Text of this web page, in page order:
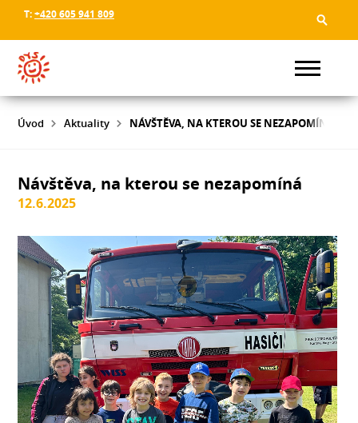
T:+420 605 941 809
Úvod Aktuality NÁVŠTĚVA, NA KTEROU SE NEZAPOMÍNÁ
Návštěva, na kterou se nezapomíná
12.6.2025